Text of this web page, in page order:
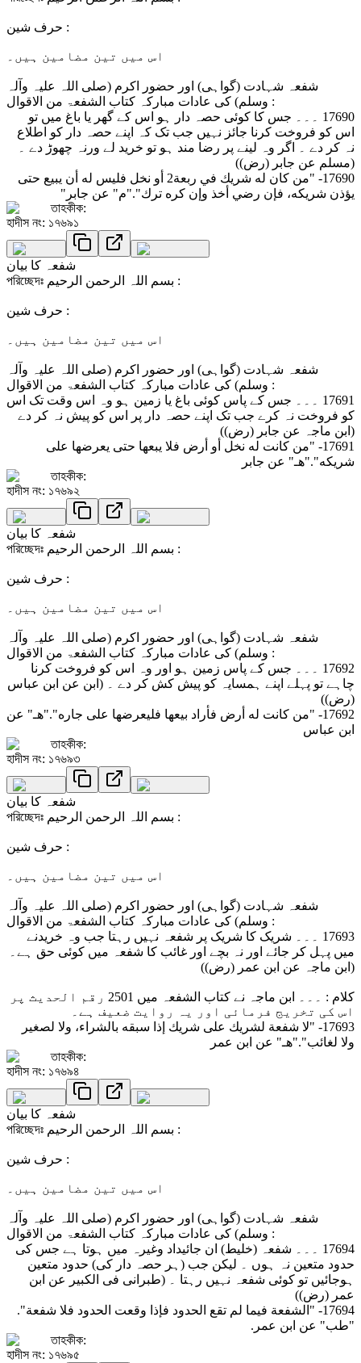
حرف شین :
اس میں تین مضامین ہیں۔
شفعہ شہادت (گواہی) اور حضور اکرم (صلی اللہ علیہ وآلہ
وسلم) کی عادات مبارکہ کتاب الشفعۃ من الاقوال :
17690 ۔۔۔ جس کا کوئی حصہ دار ہو اس کے گھر یا باغ میں تو
اس کو فروخت کرنا جائز نہیں جب تک کہ اپنے حصہ دار کو اطلاع
نہ کر دے ۔ اگر وہ لینے پر رضا مند ہو تو خرید لے ورنہ چھوڑ دے ۔
(مسلم عن جابر (رض))
17690- "من كان له شريك في ربعة2 أو نخل فليس له أن يبيع حتى
يؤذن شريكه، فإن رضي أخذ وإن كره ترك"."م" عن جابر"
তাহকীক:
হাদীস নং: ১৭৬৯১
شفعہ کا بیان
পরিচ্ছেদঃ بسم اللہ الرحمن الرحیم :
حرف شین :
اس میں تین مضامین ہیں۔
شفعہ شہادت (گواہی) اور حضور اکرم (صلی اللہ علیہ وآلہ
وسلم) کی عادات مبارکہ کتاب الشفعۃ من الاقوال :
17691 ۔۔۔ جس کے پاس کوئی باغ یا زمین ہو وہ اس وقت تک اس
کو فروخت نہ کرے جب تک اپنے حصہ دار پر اس کو پیش نہ کر دے
(ابن ماجہ عن جابر (رض))
17691- "من كانت له نخل أو أرض فلا يبعها حتى يعرضها على
شريكه"."هـ" عن جابر
তাহকীক:
হাদীস নং: ১৭৬৯২
شفعہ کا بیان
পরিচ্ছেদঃ بسم اللہ الرحمن الرحیم :
حرف شین :
اس میں تین مضامین ہیں۔
شفعہ شہادت (گواہی) اور حضور اکرم (صلی اللہ علیہ وآلہ
وسلم) کی عادات مبارکہ کتاب الشفعۃ من الاقوال :
17692 ۔۔۔ جس کے پاس زمین ہو اور وہ اس کو فروخت کرنا
چاہے تو پہلے اپنے ہمسایہ کو پیش کش کر دے ۔ (ابن عن ابن عباس
(رض))
17692- "من كانت له أرض فأراد بيعها فليعرضها على جاره"."هـ" عن
ابن عباس
তাহকীক:
হাদীস নং: ১৭৬৯৩
شفعہ کا بیان
পরিচ্ছেদঃ بسم اللہ الرحمن الرحیم :
حرف شین :
اس میں تین مضامین ہیں۔
شفعہ شہادت (گواہی) اور حضور اکرم (صلی اللہ علیہ وآلہ
وسلم) کی عادات مبارکہ کتاب الشفعۃ من الاقوال :
17693 ۔۔۔ شریک کا شریک پر شفعہ نہیں رہتا جب وہ خریدنے
میں پہل کر جائے اور نہ بچے اور غائب کا شفعہ میں کوئی حق ہے۔
(ابن ماجہ عن ابن عمر (رض))
کلام : ۔۔۔ ابن ماجہ نے کتاب الشفعہ میں 2501 رقم الحدیث پر
اس کی تخریج فرمائی اور یہ روایت ضعیف ہے۔
17693- "لا شفعة لشريك على شريك إذا سبقه بالشراء، ولا لصغير
ولا لغائب"."هـ" عن ابن عمر
তাহকীক:
হাদীস নং: ১৭৬৯৪
شفعہ کا بیان
পরিচ্ছেদঃ بسم اللہ الرحمن الرحیم :
حرف شین :
اس میں تین مضامین ہیں۔
شفعہ شہادت (گواہی) اور حضور اکرم (صلی اللہ علیہ وآلہ
وسلم) کی عادات مبارکہ کتاب الشفعۃ من الاقوال :
17694 ۔۔۔ شفعہ (خلیط) ان جائیداد وغیرہ میں ہوتا ہے جس کی
حدود متعین نہ ہوں ۔ لیکن جب (ہر حصہ دار کی) حدود متعین
ہوجائیں تو کوئی شفعہ نہیں رہتا ۔ (طبرانی فی الکبیر عن ابن
عمر (رض))
17694- "الشفعة فيما لم تقع الحدود فإذا وقعت الحدود فلا شفعة".
"طب" عن ابن عمر.
তাহকীক:
হাদীস নং: ১৭৬৯৫